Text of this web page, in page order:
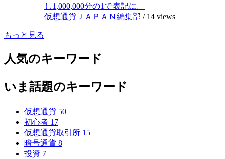
し1,000,000分の1で表記に。
仮想通貨ＪＡＰＡＮ編集部 / 14 views
もっと見る
人気のキーワード
いま話題のキーワード
仮想通貨 50
初心者 17
仮想通貨取引所 15
暗号通貨 8
投資 7